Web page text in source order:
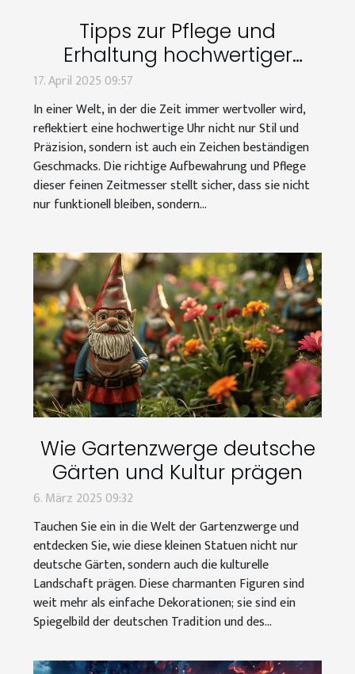
Tipps zur Pflege und
Erhaltung hochwertiger
Uhrenaufbewahrungen
17. April 2025 09:57
In einer Welt, in der die Zeit immer wertvoller wird,
reflektiert eine hochwertige Uhr nicht nur Stil und
Präzision, sondern ist auch ein Zeichen beständigen
Geschmacks. Die richtige Aufbewahrung und Pflege
dieser feinen Zeitmesser stellt sicher, dass sie nicht
nur funktionell bleiben, sondern...
Wie Gartenzwerge deutsche
Gärten und Kultur prägen
6. März 2025 09:32
Tauchen Sie ein in die Welt der Gartenzwerge und
entdecken Sie, wie diese kleinen Statuen nicht nur
deutsche Gärten, sondern auch die kulturelle
Landschaft prägen. Diese charmanten Figuren sind
weit mehr als einfache Dekorationen; sie sind ein
Spiegelbild der deutschen Tradition und des...